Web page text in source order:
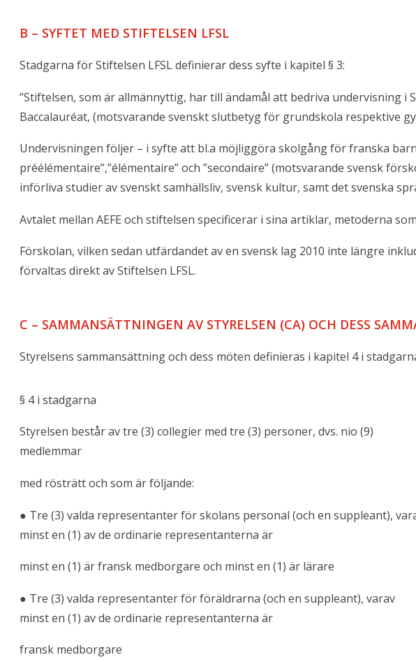
B – SYFTET MED STIFTELSEN LFSL
Stadgarna för Stiftelsen LFSL definierar dess syfte i kapitel § 3:
”Stiftelsen, som är allmännyttig, har till ändamål att bedriva undervisning i
Baccalauréat, (motsvarande svenskt slutbetyg för grundskola respektive
Undervisningen följer – i syfte att bl.a möjliggöra skolgång för franska
préélémentaire”,”élémentaire” och ”secondaire” (motsvarande svensk
införliva studier av svenskt samhällsliv, svensk kultur, samt det svenska
Avtalet mellan AEFE och stiftelsen specificerar i sina artiklar, metoderna
Förskolan, vilken sedan utfärdandet av en svensk lag 2010 inte längre
förvaltas direkt av Stiftelsen LFSL.
C – SAMMANSÄTTNINGEN AV STYRELSEN (CA) OCH DESS
Styrelsens sammansättning och dess möten definieras i kapitel 4 i
§ 4 i stadgarna
Styrelsen består av tre (3) collegier med tre (3) personer, dvs. nio (9)
medlemmar
med rösträtt och som är följande:
● Tre (3) valda representanter för skolans personal (och en suppleant),
minst en (1) av de ordinarie representanterna är
minst en (1) är fransk medborgare och minst en (1) är lärare
● Tre (3) valda representanter för föräldrarna (och en suppleant), varav
minst en (1) av de ordinarie representanterna är
fransk medborgare